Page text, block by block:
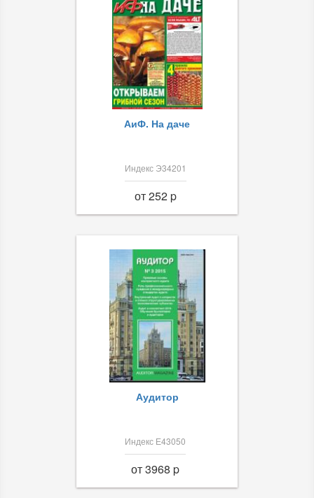
АиФ. На даче
Индекс Э34201
от 252 p
Аудитор
Индекс Е43050
от 3968 p